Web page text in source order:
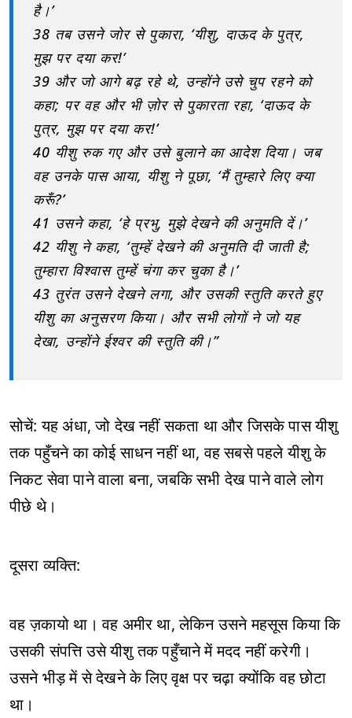
है।’
38 तब उसने जोर से पुकारा, ‘यीशु, दाऊद के पुत्र,
मुझ पर दया कर!’
39 और जो आगे बढ़ रहे थे, उन्होंने उसे चुप रहने को
कहा; पर वह और भी ज़ोर से पुकारता रहा, ‘दाऊद के
पुत्र, मुझ पर दया कर!’
40 यीशु रुक गए और उसे बुलाने का आदेश दिया। जब
वह उनके पास आया, यीशु ने पूछा, ‘मैं तुम्हारे लिए क्या
करूँ?’
41 उसने कहा, ‘हे प्रभु, मुझे देखने की अनुमति दें।’
42 यीशु ने कहा, ‘तुम्हें देखने की अनुमति दी जाती है;
तुम्हारा विश्वास तुम्हें चंगा कर चुका है।’
43 तुरंत उसने देखने लगा, और उसकी स्तुति करते हुए
यीशु का अनुसरण किया। और सभी लोगों ने जो यह
देखा, उन्होंने ईश्वर की स्तुति की।”
सोचें: यह अंधा, जो देख नहीं सकता था और जिसके पास यीशु
तक पहुँचने का कोई साधन नहीं था, वह सबसे पहले यीशु के
निकट सेवा पाने वाला बना, जबकि सभी देख पाने वाले लोग
पीछे थे।
दूसरा व्यक्ति:
वह ज़कायो था। वह अमीर था, लेकिन उसने महसूस किया कि
उसकी संपत्ति उसे यीशु तक पहुँचाने में मदद नहीं करेगी।
उसने भीड़ में से देखने के लिए वृक्ष पर चढ़ा क्योंकि वह छोटा
था।